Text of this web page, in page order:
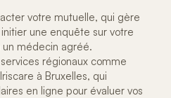
votre mutuelle, qui gère
une enquête sur votre
un médecin agréé.
régionaux comme
à Bruxelles, qui
en ligne pour évaluer vos